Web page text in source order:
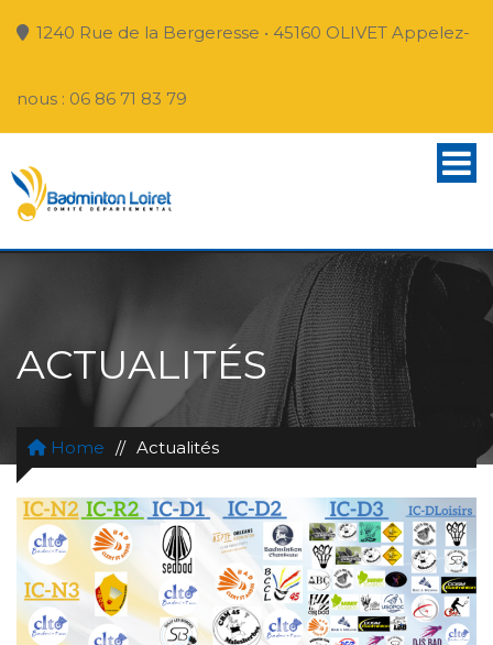
1240 Rue de la Bergeresse • 45160 OLIVET Appelez-
nous : 06 86 71 83 79
ACTUALITÉS
Home // Actualités